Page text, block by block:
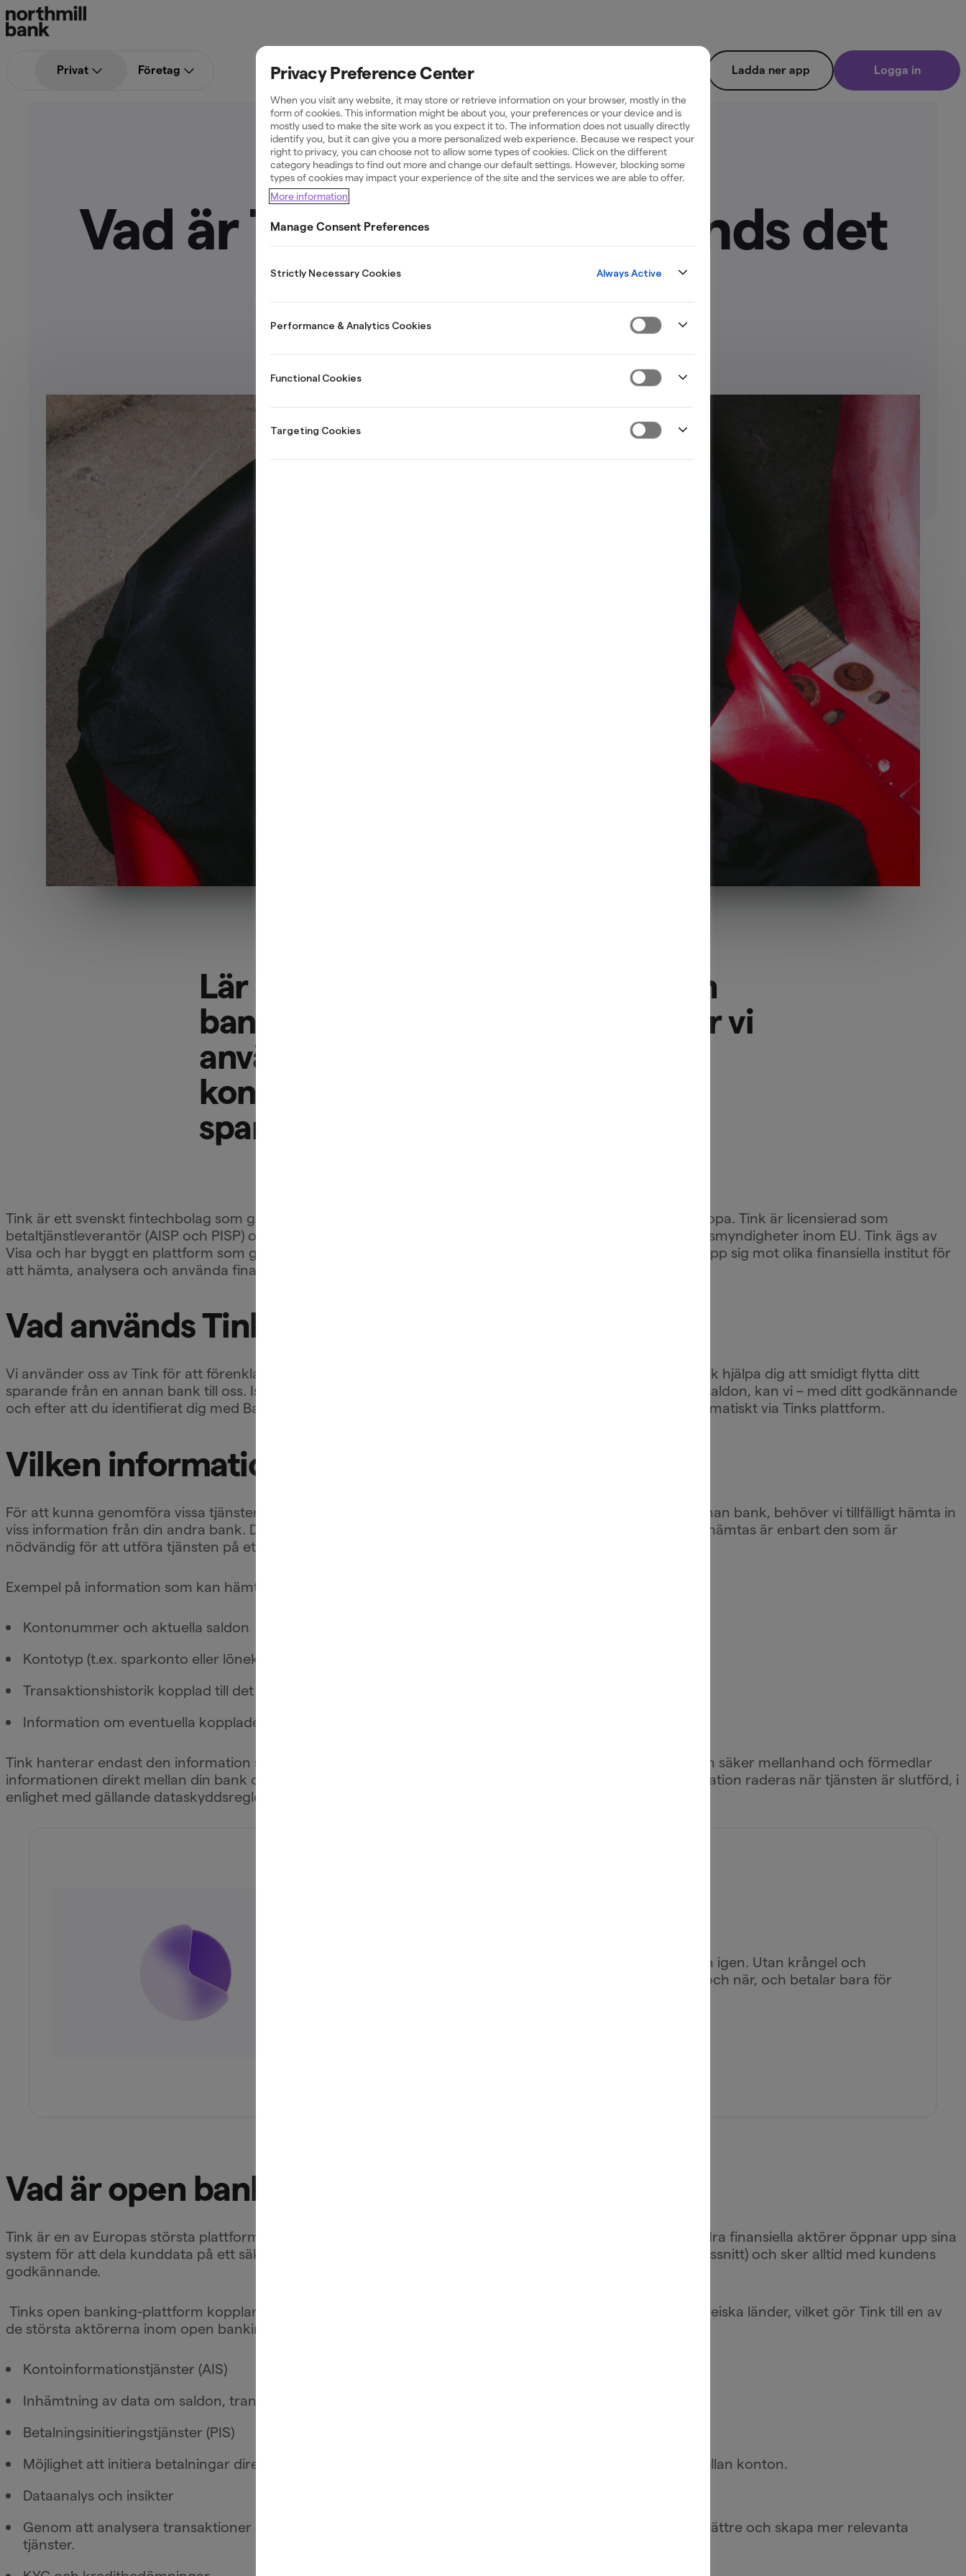
Privat Företag Ladda ner app Logga in
Guider 07 Mar 2025
Vad är Tink och vad används det
för?
Lär dig vad Tink är, hur deras open
banking-tjänster fungerar och hur vi
använder Tink för att förenkla
kontoöverföringar och flytt av
sparande.
Tink är ett svenskt fintechbolag som grundades 2012 och är idag en ledande aktör inom open banking i Europa. Tink är licensierad som
betaltjänstleverantör (AISP och PISP) och står under tillsyn av Finansinspektionen och andra relevanta tillsynsmyndigheter inom EU. Tink ägs av
Visa och har byggt en plattform som gör det möjligt för banker, fintechbolag och andra företag att koppla upp sig mot olika finansiella institut för
att hämta, analysera och använda finansiell data.
Vad används Tink till hos oss?
Vi använder oss av Tink för att förenkla vissa tjänster för dig som kund. Till exempel kan vi genom Tinks teknik hjälpa dig att smidigt flytta ditt
sparande från en annan bank till oss. Istället för att du manuellt ska behöva fylla i uppgifter om konton och saldon, kan vi – med ditt godkännande
och efter att du identifierat dig med BankID eller motsvarande säker inloggning – hämta informationen automatiskt via Tinks plattform.
Vilken information hämtas och varför?
För att kunna genomföra vissa tjänster, som att flytta ett sparande eller göra en kontoöverföring från en annan bank, behöver vi tillfälligt hämta in
viss information från din andra bank. Det sker via Tink och alltid med ditt godkännande. Informationen som hämtas är enbart den som är
nödvändig för att utföra tjänsten på ett korrekt och säkert sätt.
Exempel på information som kan hämtas är:
Kontonummer och aktuella saldon
Kontotyp (t.ex. sparkonto eller lönekonto)
Transaktionshistorik kopplad till det aktuella kontot
Information om eventuella kopplade produkter, som ränta eller sparvillkor, om det är relevant för tjänsten
Tink hanterar endast den information som behövs för att utföra den specifika tjänsten. Tink fungerar som en säker mellanhand och förmedlar
informationen direkt mellan din bank och oss. Ingen information sparas längre än nödvändigt och all information raderas när tjänsten är slutförd, i
enlighet med gällande dataskyddsregler (GDPR).
Kontokrediten kan du använda, återbetala och använda igen. Utan krångel och
väntetider. Du bestämmer själv hur mycket du vill ta ut och när, och betalar bara för
Vad är open banking och hur passar Tink in?
Tink är en av Europas största plattformar för open banking – ett koncept som bygger på att banker och andra finansiella aktörer öppnar upp sina
system för att dela kunddata på ett säkert och standardiserat sätt. Det görs via API:er (programmeringsgränssnitt) och sker alltid med kundens
godkännande.
Tinks open banking-plattform kopplar idag ihop över 6 000 banker och finansiella institut i mer än 20 europeiska länder, vilket gör Tink till en av
de största aktörerna inom open banking i Europa. Tjänsterna inkluderar:
Kontoinformationstjänster (AIS)
Inhämtning av data om saldon, transaktioner och kontouppgifter från olika banker.
Betalningsinitieringstjänster (PIS)
Möjlighet att initiera betalningar direkt från ett konto i en annan bank, till exempel för att flytta pengar mellan konton.
Dataanalys och insikter
Genom att analysera transaktioner och beteendemönster kan Tink hjälpa företag att förstå sina kunder bättre och skapa mer relevanta
tjänster.
Privacy Preference Center
When you visit any website, it may store or retrieve information on your browser, mostly in the
form of cookies. This information might be about you, your preferences or your device and is
mostly used to make the site work as you expect it to. The information does not usually directly
identify you, but it can give you a more personalized web experience. Because we respect your
right to privacy, you can choose not to allow some types of cookies. Click on the different
category headings to find out more and change our default settings. However, blocking some
types of cookies may impact your experience of the site and the services we are able to offer.
More information
Manage Consent Preferences
Strictly Necessary Cookies Always Active
Performance & Analytics Cookies
Functional Cookies
Targeting Cookies